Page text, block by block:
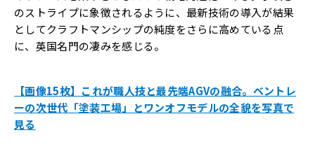
のストライプに象徴されるように、最新技術の導入が結果
としてクラフトマンシップの純度をさらに高めている点
に、英国名門の凄みを感じる。
【画像15枚】これが職人技と最先端AGVの融合。ベントレ
ーの次世代「塗装工場」とワンオフモデルの全貌を写真で
見る